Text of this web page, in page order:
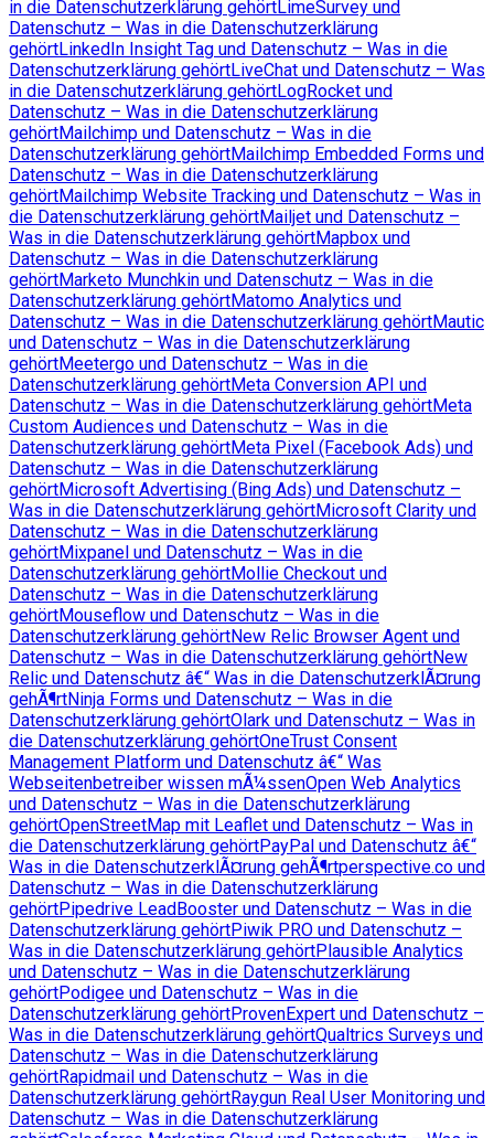
in die Datenschutzerklärung gehörtLimeSurvey und
Datenschutz – Was in die Datenschutzerklärung
gehörtLinkedIn Insight Tag und Datenschutz – Was in die
Datenschutzerklärung gehörtLiveChat und Datenschutz – Was
in die Datenschutzerklärung gehörtLogRocket und
Datenschutz – Was in die Datenschutzerklärung
gehörtMailchimp und Datenschutz – Was in die
Datenschutzerklärung gehörtMailchimp Embedded Forms und
Datenschutz – Was in die Datenschutzerklärung
gehörtMailchimp Website Tracking und Datenschutz – Was in
die Datenschutzerklärung gehörtMailjet und Datenschutz –
Was in die Datenschutzerklärung gehörtMapbox und
Datenschutz – Was in die Datenschutzerklärung
gehörtMarketo Munchkin und Datenschutz – Was in die
Datenschutzerklärung gehörtMatomo Analytics und
Datenschutz – Was in die Datenschutzerklärung gehörtMautic
und Datenschutz – Was in die Datenschutzerklärung
gehörtMeetergo und Datenschutz – Was in die
Datenschutzerklärung gehörtMeta Conversion API und
Datenschutz – Was in die Datenschutzerklärung gehörtMeta
Custom Audiences und Datenschutz – Was in die
Datenschutzerklärung gehörtMeta Pixel (Facebook Ads) und
Datenschutz – Was in die Datenschutzerklärung
gehörtMicrosoft Advertising (Bing Ads) und Datenschutz –
Was in die Datenschutzerklärung gehörtMicrosoft Clarity und
Datenschutz – Was in die Datenschutzerklärung
gehörtMixpanel und Datenschutz – Was in die
Datenschutzerklärung gehörtMollie Checkout und
Datenschutz – Was in die Datenschutzerklärung
gehörtMouseflow und Datenschutz – Was in die
Datenschutzerklärung gehörtNew Relic Browser Agent und
Datenschutz – Was in die Datenschutzerklärung gehörtNew
Relic und Datenschutz â€“ Was in die DatenschutzerklÃ¤rung
gehÃ¶rtNinja Forms und Datenschutz – Was in die
Datenschutzerklärung gehörtOlark und Datenschutz – Was in
die Datenschutzerklärung gehörtOneTrust Consent
Management Platform und Datenschutz â€“ Was
Webseitenbetreiber wissen mÃ¼ssenOpen Web Analytics
und Datenschutz – Was in die Datenschutzerklärung
gehörtOpenStreetMap mit Leaflet und Datenschutz – Was in
die Datenschutzerklärung gehörtPayPal und Datenschutz â€“
Was in die DatenschutzerklÃ¤rung gehÃ¶rtperspective.co und
Datenschutz – Was in die Datenschutzerklärung
gehörtPipedrive LeadBooster und Datenschutz – Was in die
Datenschutzerklärung gehörtPiwik PRO und Datenschutz –
Was in die Datenschutzerklärung gehörtPlausible Analytics
und Datenschutz – Was in die Datenschutzerklärung
gehörtPodigee und Datenschutz – Was in die
Datenschutzerklärung gehörtProvenExpert und Datenschutz –
Was in die Datenschutzerklärung gehörtQualtrics Surveys und
Datenschutz – Was in die Datenschutzerklärung
gehörtRapidmail und Datenschutz – Was in die
Datenschutzerklärung gehörtRaygun Real User Monitoring und
Datenschutz – Was in die Datenschutzerklärung